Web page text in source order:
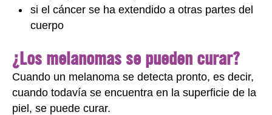
si el cáncer se ha extendido a otras partes del
cuerpo
¿Los melanomas se pueden curar?
Cuando un melanoma se detecta pronto, es decir,
cuando todavía se encuentra en la superficie de la
piel, se puede curar.